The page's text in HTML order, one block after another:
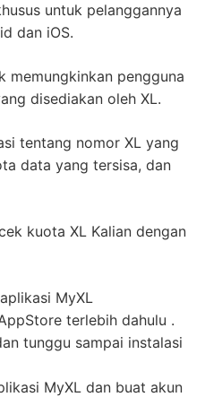
untuk pelanggannya
dan iOS.
memungkinkan pengguna
disediakan oleh XL.
tentang nomor XL yang
data yang tersisa, dan
kuota XL Kalian dengan
MyXL
terlebih dahulu .
tunggu sampai instalasi
MyXL dan buat akun